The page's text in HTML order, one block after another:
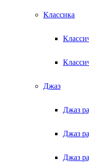
Классика
Джаз
Джаз
Джаз
Джаз